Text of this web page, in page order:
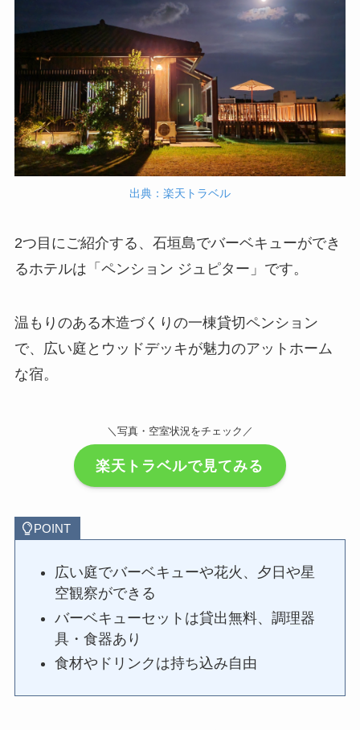
出典：楽天トラベル
2つ目にご紹介する、石垣島でバーベキューができ
るホテルは「ペンション ジュピター」です。
温もりのある木造づくりの一棟貸切ペンション
で、広い庭とウッドデッキが魅力のアットホーム
な宿。
＼写真・空室状況をチェック／
楽天トラベルで見てみる
POINT
広い庭でバーベキューや花火、夕日や星
空観察ができる
バーベキューセットは貸出無料、調理器
具・食器あり
食材やドリンクは持ち込み自由